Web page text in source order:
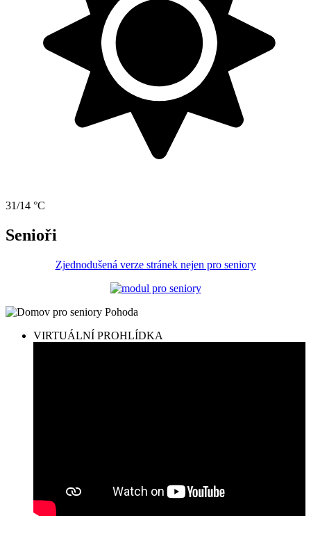
31/14 °C
Senioři
Zjednodušená verze stránek nejen pro seniory
VIRTUÁLNÍ PROHLÍDKA